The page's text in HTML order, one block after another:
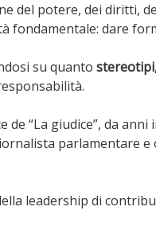
del potere, dei diritti,
fondamentale: dare
su quanto
“La giudice”, da
parlamentare
leadership di